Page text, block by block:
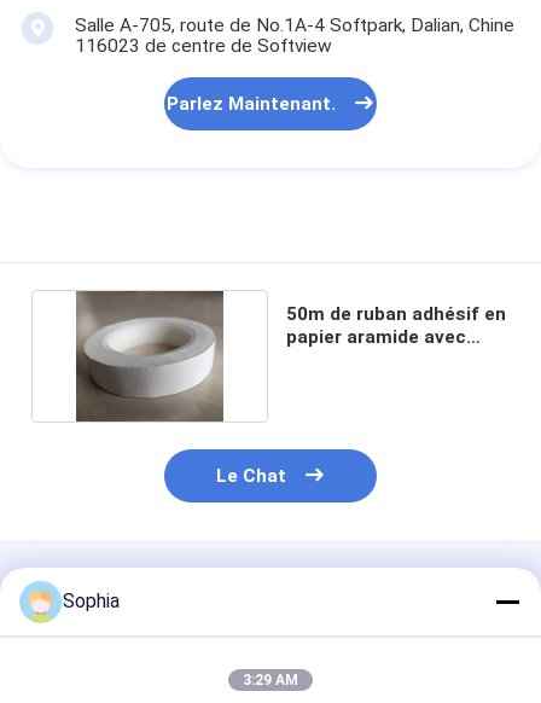
Salle A-705, route de No.1A-4 Softpark, Dalian, Chine
116023 de centre de Softview
Parlez Maintenant.
50m de ruban adhésif en
papier aramide avec
Le Chat
Produits Recommandés
Sophia
3:29 AM